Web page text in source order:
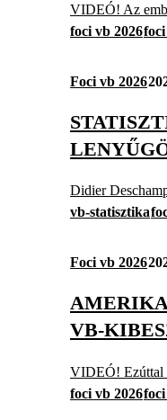
VIDEÓ! Az
foci vb 2026
Foci vb 2026
Didier
vb-statisztika
Foci vb 2026
VB-
VIDEÓ! Ezúttal
foci vb 2026